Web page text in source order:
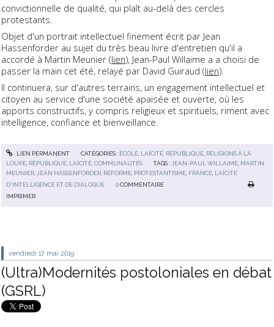
convictionnelle de qualité, qui plaît au-delà des cercles
protestants.
Objet d'un portrait intellectuel finement écrit par Jean
Hassenforder au sujet du très beau livre d'entretien qu'il a
accordé à Martin Meunier (lien), Jean-Paul Willaime a a choisi de
passer la main cet été, relayé par David Guiraud (lien)
Il continuera, sur d'autres terrains, un engagement intellectuel et
citoyen au service d'une société apaisée et ouverte, où les
apports constructifs, y compris religieux et spirituels, riment avec
intelligence, confiance et bienveillance.
LIEN PERMANENT CATÉGORIES : ECOLE, LAÏCITÉ, RÉPUBLIQUE, RELIGIONS À LA
LOUPE, RÉPUBLIQUE, LAÏCITÉ, COMMUNAUTÉS TAGS :JEAN-PAUL WILLAIME, MARTIN
MEUNIER,JEAN HASSENFORDER, RÉFORME, PROTESTANTISME, FRANCE, LAÏCITÉ
D'INTELLIGENCE ET DE DIALOGUE
0 COMMENTAIRE
IMPRIMER
vendredi 17 mai 2019
(Ultra)Modernités postoloniales en débat
(GSRL)